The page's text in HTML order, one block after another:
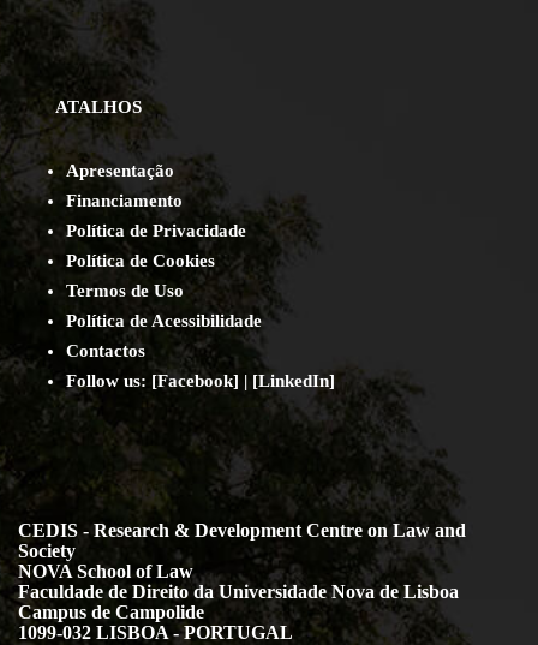
ATALHOS
Apresentação
Financiamento
Política de Privacidade
Política de Cookies
Termos de Uso
Política de Acessibilidade
Contactos
Follow us: [Facebook] | [LinkedIn]
CEDIS - Research & Development Centre on Law and
Society
NOVA School of Law
Faculdade de Direito da Universidade Nova de Lisboa
Campus de Campolide
1099-032 LISBOA - PORTUGAL